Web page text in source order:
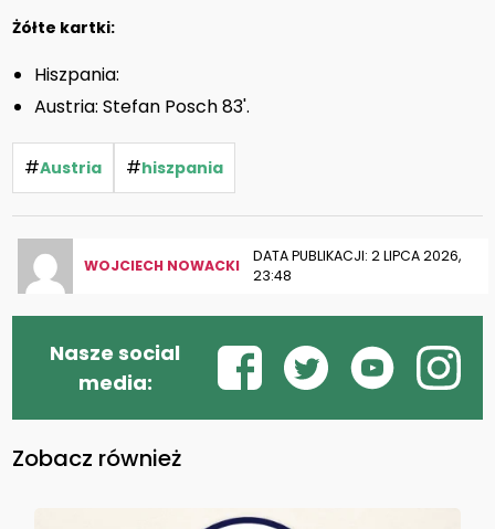
Żółte kartki:
Hiszpania:
Austria: Stefan Posch 83'.
#Austria #hiszpania
WOJCIECH NOWACKI
DATA PUBLIKACJI: 2 LIPCA 2026,
23:48
Nasze social
media:
Zobacz również